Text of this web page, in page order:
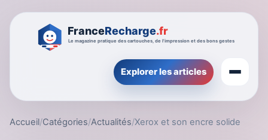
Explorer les articles
Accueil/Catégories/Actualités/Xerox et son encre solide